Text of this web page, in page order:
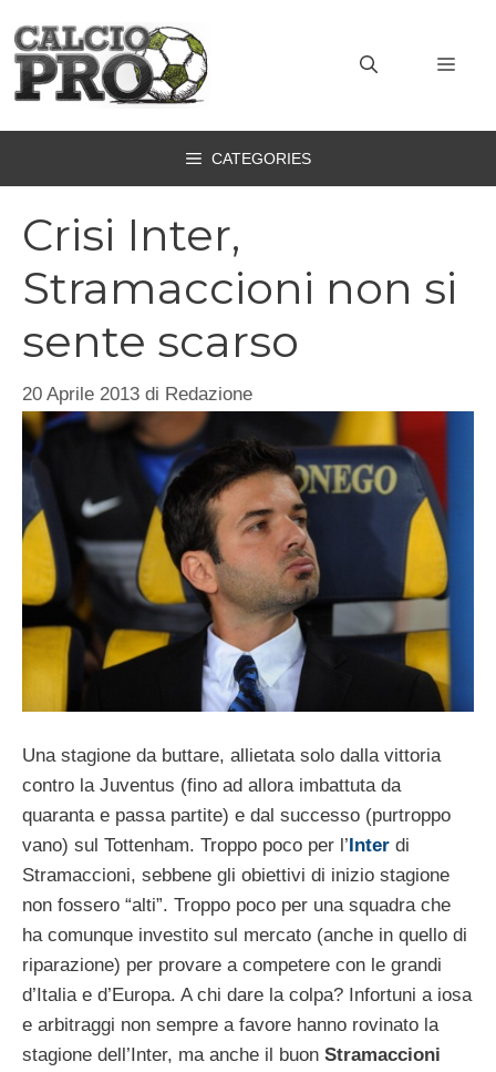
contenuto
CATEGORIES
Crisi Inter,
Stramaccioni non si
sente scarso
20 Aprile 2013 di Redazione
Una stagione da buttare, allietata solo dalla vittoria
contro la Juventus (fino ad allora imbattuta da
quaranta e passa partite) e dal successo (purtroppo
vano) sul Tottenham. Troppo poco per l’Inter di
Stramaccioni, sebbene gli obiettivi di inizio stagione
non fossero “alti”. Troppo poco per una squadra che
ha comunque investito sul mercato (anche in quello di
riparazione) per provare a competere con le grandi
d’Italia e d’Europa. A chi dare la colpa? Infortuni a iosa
e arbitraggi non sempre a favore hanno rovinato la
stagione dell’Inter, ma anche il buon Stramaccioni